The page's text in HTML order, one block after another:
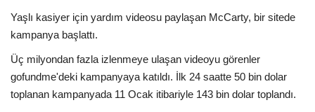
Bilgiler
Yaşlı kasiyer için yardım videosu paylaşan McCarty, bir sitede
kampanya başlattı.
Üç milyondan fazla izlenmeye ulaşan videoyu görenler
gofundme'deki kampanyaya katıldı. İlk 24 saatte 50 bin dolar
toplanan kampanyada 11 Ocak itibariyle 143 bin dolar toplandı.